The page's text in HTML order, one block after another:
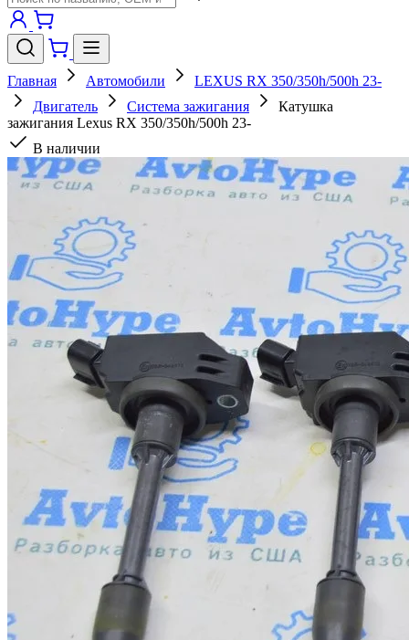
Главная Автомобили
LEXUS RX 350/350h/500h 23-
Двигатель
Система зажигания
Катушка
зажигания Lexus RX 350/350h/500h 23-
В наличии